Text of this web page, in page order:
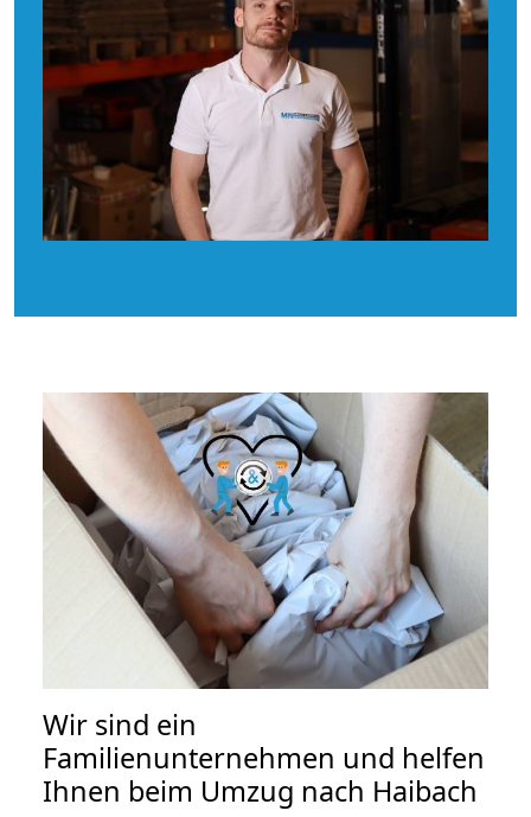
Wir sind ein
Familienunternehmen und helfen
Ihnen beim Umzug nach Haibach